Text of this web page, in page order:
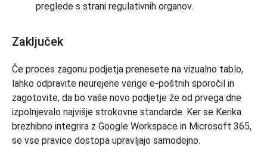
preglede s strani regulativnih organov.
Zaključek
Če proces zagonu podjetja prenesete na vizualno tablo,
lahko odpravite neurejene verige e-poštnih sporočil in
zagotovite, da bo vaše novo podjetje že od prvega dne
izpolnjevalo najvišje strokovne standarde. Ker se Kerika
brezhibno integrira z Google Workspace in Microsoft 365,
se vse pravice dostopa upravljajo samodejno.